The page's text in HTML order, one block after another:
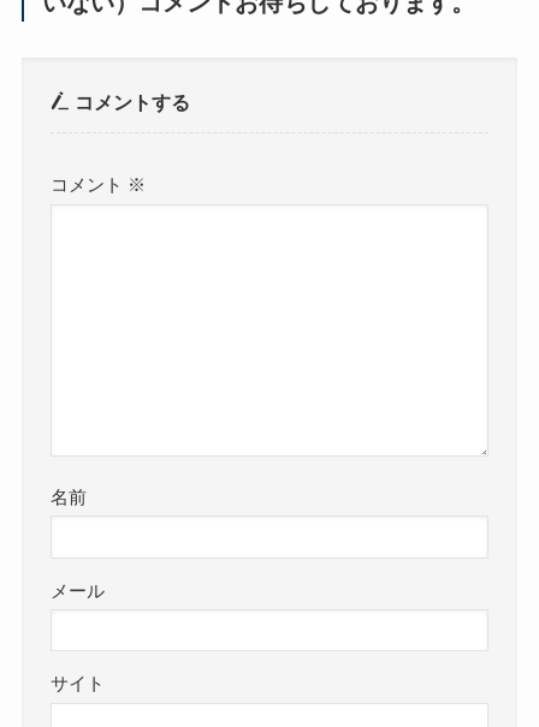
コメントする
コメント ※
名前
メール
サイト